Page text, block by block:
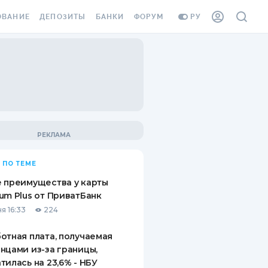
РУ
ВИНЬЕТКА
СОТРУДНИКОВ
ОТ
СЛУЧАЕВ
ДЕПОЗИТЫ
ВОПРОСЫ И ОТВЕТЫ
ПУТЕВОДИТЕЛИ ПО
БАНКИ ФОРУМ
ПО ТЕМЕ
преимущества у карты
Plus от ПриватБанк
16:33 224
плата, получаемая
из-за границы,
на 23,6% - НБУ